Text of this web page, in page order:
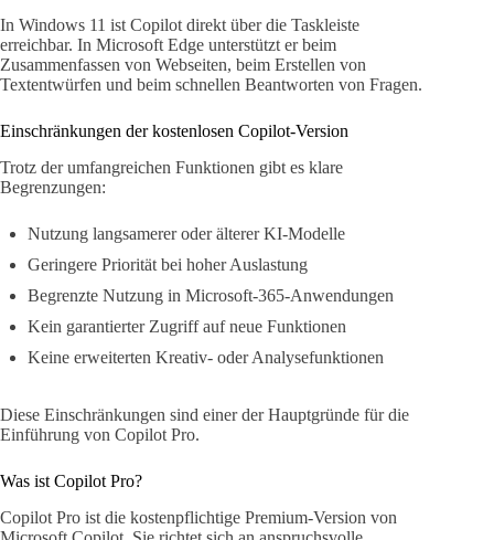
In Windows 11 ist Copilot direkt über die Taskleiste
erreichbar. In Microsoft Edge unterstützt er beim
Zusammenfassen von Webseiten, beim Erstellen von
Textentwürfen und beim schnellen Beantworten von Fragen.
Einschränkungen der kostenlosen Copilot-Version
Trotz der umfangreichen Funktionen gibt es klare
Begrenzungen:
Nutzung langsamerer oder älterer KI-Modelle
Geringere Priorität bei hoher Auslastung
Begrenzte Nutzung in Microsoft-365-Anwendungen
Kein garantierter Zugriff auf neue Funktionen
Keine erweiterten Kreativ- oder Analysefunktionen
Diese Einschränkungen sind einer der Hauptgründe für die
Einführung von Copilot Pro.
Was ist Copilot Pro?
Copilot Pro ist die kostenpflichtige Premium-Version von